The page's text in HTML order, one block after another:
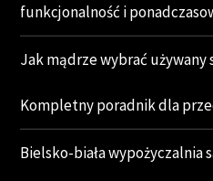
funkcjonalność i
Jak mądrze wybrać używany
Kompletny poradnik dla
Bielsko-biała